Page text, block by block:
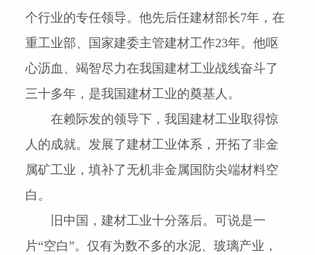
个行业的专任领导。他先后任建材部长7年，在
重工业部、国家建委主管建材工作23年。他呕
心沥血、竭智尽力在我国建材工业战线奋斗了
三十多年，是我国建材工业的奠基人。
在赖际发的领导下，我国建材工业取得惊
人的成就。发展了建材工业体系，开拓了非金
属矿工业，填补了无机非金属国防尖端材料空
白。
旧中国，建材工业十分落后。可说是一
片“空白”。仅有为数不多的水泥、玻璃产业，